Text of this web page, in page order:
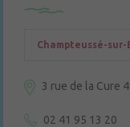
Champteussé-sur-
3 rue de la Cure
02 41 95 13 20